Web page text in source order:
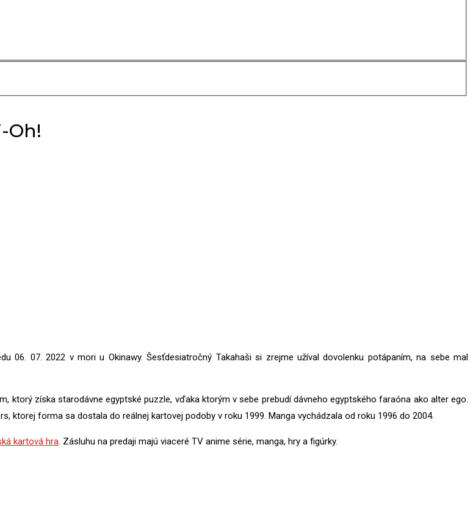
Oh!
06. 07. 2022 v mori u Okinawy. Šesťdesiatročný Takahaši si zrejme užíval dovolenku potápaním, na sebe mal
ktorý získa starodávne egyptské puzzle, vďaka ktorým v sebe prebudí dávneho egyptského faraóna ako alter ego.
ktorej forma sa dostala do reálnej kartovej podoby v roku 1999. Manga vychádzala od roku 1996 do 2004.
kartová hra. Zásluhu na predaji majú viaceré TV anime série, manga, hry a figúrky.